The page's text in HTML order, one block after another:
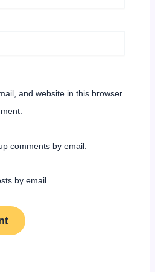
and website in this browser
comments by email.
by email.